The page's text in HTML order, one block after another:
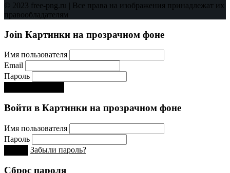
© 2023 free-png.ru | Все права на изображения принадлежат их
правообладателям
Join Картинки на прозрачном фоне
Имя пользователя
Email
Пароль
Войти в Картинки на прозрачном фоне
Имя пользователя
Пароль
Забыли пароль?
Сброс пароля